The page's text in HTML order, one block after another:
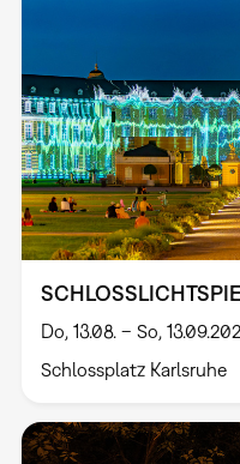
Do, 13.08. – So,
Schlossplatz Karlsruhe